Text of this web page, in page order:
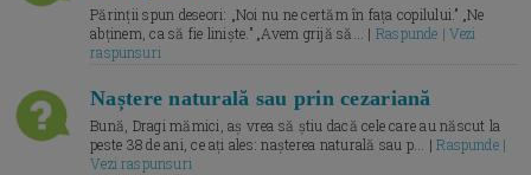
Părinții spun deseori: „Noi nu ne certăm în fața copilului.” „Ne
abținem, ca să fie liniște.” „Avem grijă să... | Raspunde | Vezi
raspunsuri
Naștere naturală sau prin cezariană
Bună, Dragi mămici, aș vrea să știu dacă cele care au născut la
peste 38 de ani, ce ați ales: nașterea naturală sau p... |Raspunde |
Vezi raspunsuri